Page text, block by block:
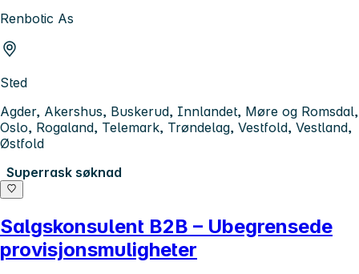
Renbotic As
Sted
Agder, Akershus, Buskerud, Innlandet, Møre og Romsdal,
Oslo, Rogaland, Telemark, Trøndelag, Vestfold, Vestland,
Østfold
Superrask søknad
Salgskonsulent B2B – Ubegrensede
provisjonsmuligheter